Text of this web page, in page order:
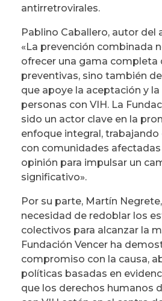
antirretrovirales.
Pablino Caballero, autor del
«La prevención combinada
ofrecer una gama completa
preventivas, sino también
que apoye la aceptación y
personas con VIH. La
sido un actor clave en la
enfoque integral, trabajando
con comunidades
opinión para impulsar un
significativo».
Por su parte, Martín
necesidad de redoblar los
colectivos para alcanzar la
Fundación Vencer ha
compromiso con la causa,
políticas basadas en
que los derechos humanos